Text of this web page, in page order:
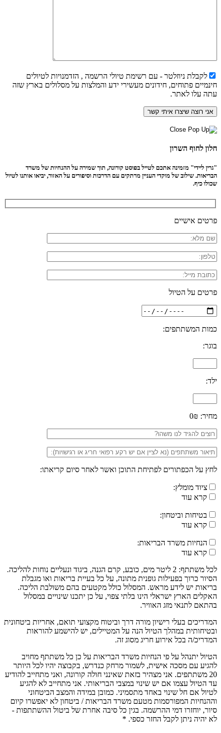
לקבלת ניוזלטר - עם רשימת טיולי הרשמה , הזדמנויות לטיולים
חינמיים פתוחים, חידונים מעשירי ידע והמלצות על מסלולים בארץ שזה
עתה עלו לאתר.
חלון לחוף השרון
"גרין ליידי" מזמינה אתכם לטייל בפוסט קורונה, תוך שמירה על ההנחיות של משרד
הבריאות. שילוב של מוקדי העניין מרתקים עם הדרכות וסיפורים על האזור, יביאו אותנו לטיול
שכולו כיף.
פרטים אישיים
פרטים על הטיול
כמות המשתתפים:
בוגר:
ילד:
מחיר: 0₪
לחץ על הכפתורים לפתיחת התוכן ואשר לאחר סיום קריאתו:
ציוד מומלץ:
קרא עוד
בטיחות וביטחון:
קרא עוד
הנחיות משרד הבריאות:
קרא עוד
לכל משתתף: 2 ליטר מים, כובע, קרם הגנה, ביגוד ונעליים נוחות להליכה.
הסיור כרוך בפעילות גופנית מתונה, על כל בעיית בריאות ואו מגבלת
בריאות יש לידע מראש. המסלול כולל מקטעים בהם משולבת הליכה.
האקלים הארץ ישראלי הינו בלתי צפוי, על כן יתכנו שינויים במסלול
בהתאם לתנאי מזג האוויר.
המדריכים בעלי רישיון מורה דרך וביטוח מקצועי תואם, אחריות ביטחונית
ובטיחותית במהלך הטיול הנה על המטיילים, יש להישמע להוראות
המדריכ/ה בכל אירוע חריג מסוג זה.
הטיול יתנהל על פי הנחיות משרד הבריאות על כן כל משתתף מחויב
להגיע עם מסכה אישית, לשמור מרחק כנדרש, בקבוצה יהיו לכל היותר
20 משתתפים. אני מצהיר בזאת שאינני חולה קורונה, ואני מתחייב להודיע
עד הטיול עצמו אם יש שינוי במצבי הבריאותי. אני מתחייב לא להגיע
לטיול אם חל שינוי באחד מתסמיני. כמובן במידה והמצב הביטחוני
וההנחיות המפורסמות מטעם משרד הבריאות / ביטחון לא יאפשרו קיום
סיור, יוחזרו דמי ההרשמה. בגין כל סיבה אחרת של ביטול ההשתתפות -
לא יהיה ניתן לקבל החזר כספי. *